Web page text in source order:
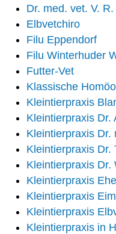
Dr. med. vet. V.
Elbvetchiro
Filu Eppendorf
Filu Winterhuder
Futter-Vet
Klassische
Kleintierpraxis
Kleintierpraxis Dr.
Kleintierpraxis Dr.
Kleintierpraxis Dr.
Kleintierpraxis Dr.
Kleintierpraxis
Kleintierpraxis
Kleintierpraxis
Kleintierpraxis in